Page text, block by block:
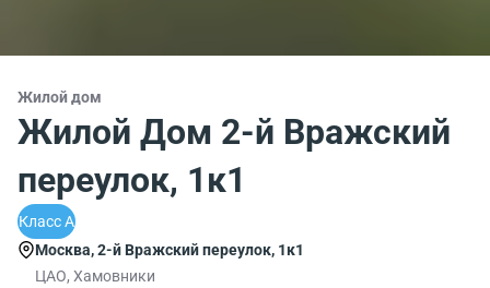
Жилой дом
Жилой Дом 2-й Вражский
переулок, 1к1
Класс A
Москва, 2-й Вражский переулок, 1к1
ЦАО, Хамовники